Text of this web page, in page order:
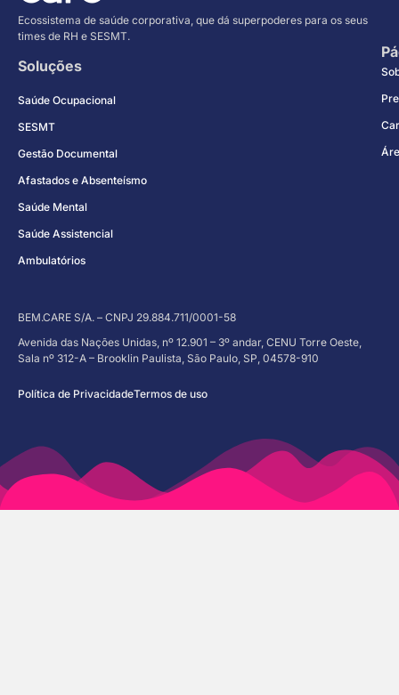
Ecossistema de saúde corporativa, que dá superpoderes para os seus
times de RH e SESMT.
Soluções
Saúde Ocupacional
SESMT
Gestão Documental
Afastados e Absenteísmo
Saúde Mental
Saúde Assistencial
Ambulatórios
BEM.CARE S/A. – CNPJ 29.884.711/0001-58
Avenida das Nações Unidas, nº 12.901 – 3º andar, CENU Torre Oeste,
Sala nº 312-A – Brooklin Paulista, São Paulo, SP, 04578-910
Política de PrivacidadeTermos de uso